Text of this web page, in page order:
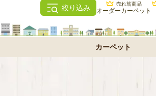
絞り込み 売れ筋商品
オーダーカーペット
カーペット